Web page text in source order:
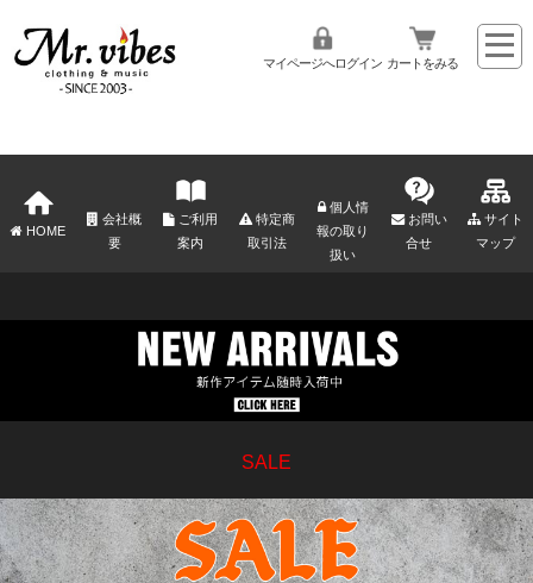
マイページへログイン カートをみる
HOME
会社概
要
ご利用
案内
特定商
取引法
個人情
報の取り
扱い
お問い
合せ
サイト
マップ
SALE